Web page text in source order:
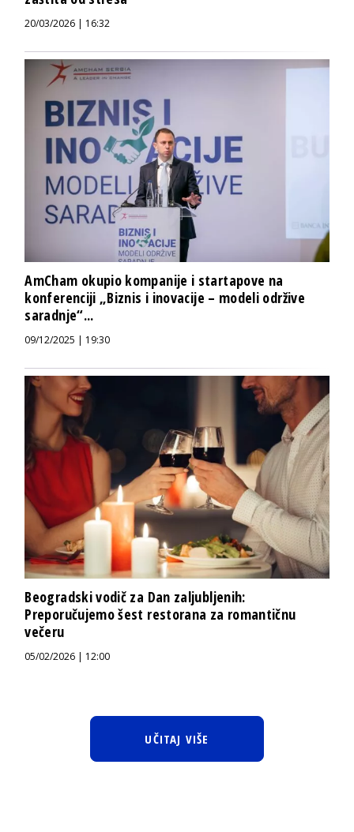
20/03/2026 | 16:32
AmCham okupio kompanije i startapove na
konferenciji „Biznis i inovacije – modeli održive
saradnje“...
09/12/2025 | 19:30
Beogradski vodič za Dan zaljubljenih:
Preporučujemo šest restorana za romantičnu
večeru
05/02/2026 | 12:00
UČITAJ VIŠE